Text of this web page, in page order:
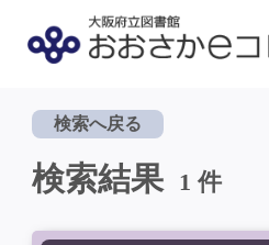
検索へ戻る
検索結果 1 件